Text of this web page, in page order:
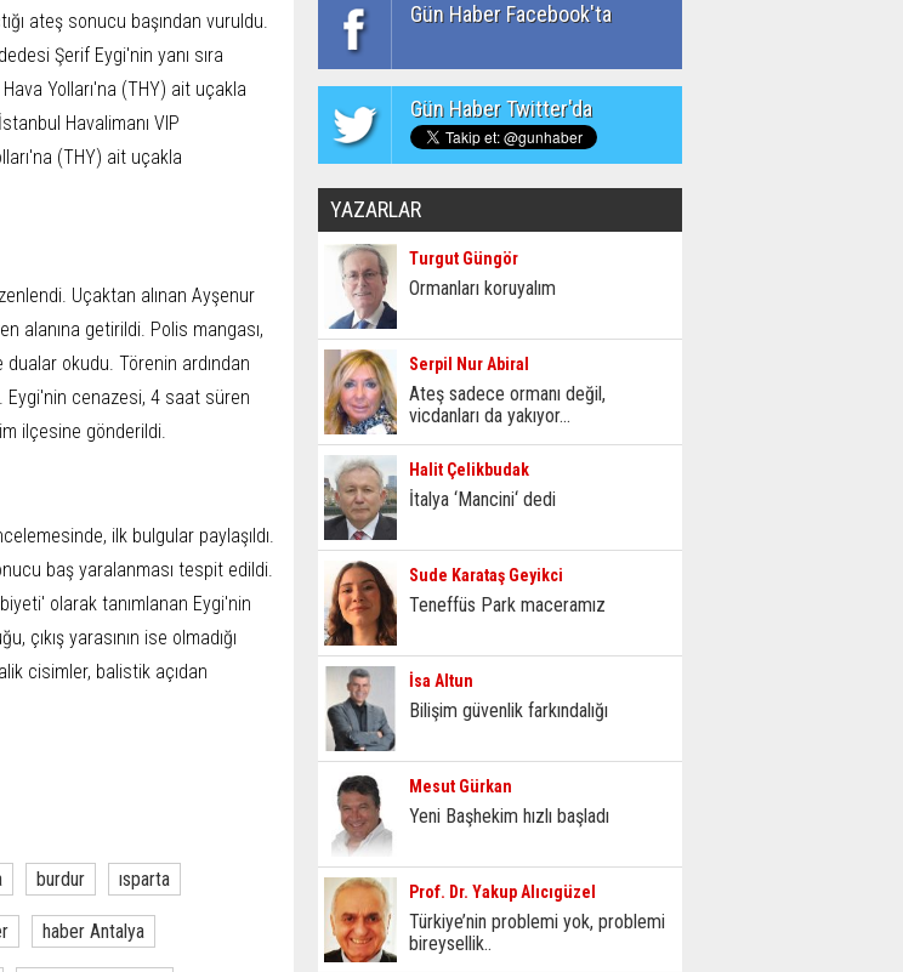
ateş sonucu başından vuruldu.
Şerif Eygi'nin yanı sıra
Yolları'na (THY) ait uçakla
Havalimanı VIP
(THY) ait uçakla
Uçaktan alınan Ayşenur
alanına getirildi. Polis mangası,
dualar okudu. Törenin ardından
Eygi'nin cenazesi, 4 saat süren
ilçesine gönderildi.
ilk bulgular paylaşıldı.
baş yaralanması tespit edildi.
olarak tanımlanan Eygi'nin
çıkış yarasının ise olmadığı
cisimler, balistik açıdan
burdur ısparta
haber Antalya
Gün Haber Facebook'ta
Gün Haber Twitter'da
YAZARLAR
Turgut Güngör
Ormanları koruyalım
Serpil Nur Abiral
Ateş sadece ormanı değil,
vicdanları da yakıyor...
Halit Çelikbudak
İtalya ‘Mancini‘ dedi
Sude Karataş Geyikci
Teneffüs Park maceramız
İsa Altun
Bilişim güvenlik farkındalığı
Mesut Gürkan
Yeni Başhekim hızlı başladı
Prof. Dr. Yakup Alıcıgüzel
Türkiye’nin problemi yok, problemi
bireysellik..